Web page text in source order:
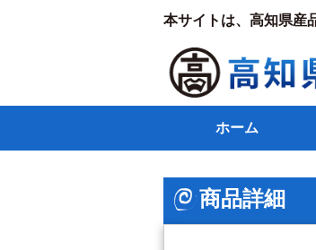
本サイトは、高知県産
ホーム
商品詳細